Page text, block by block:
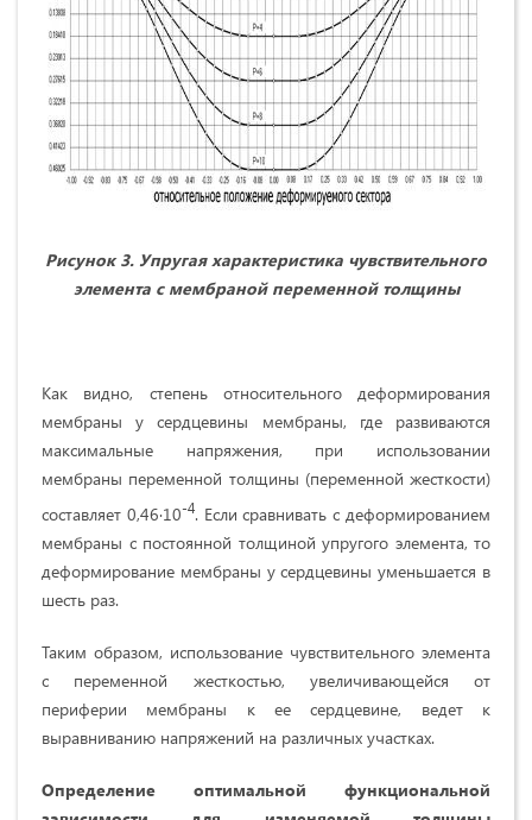
Рисунок 3. Упругая характеристика чувствительного
элемента с мембраной переменной толщины
Как видно, степень относительного деформирования
мембраны у сердцевины мембраны, где развиваются
максимальные напряжения, при использовании
мембраны переменной толщины (переменной жесткости)
составляет 0,46·10-4. Если сравнивать с деформированием
мембраны с постоянной толщиной упругого элемента, то
деформирование мембраны у сердцевины уменьшается в
шесть раз.
Таким образом, использование чувствительного элемента
с переменной жесткостью, увеличивающейся от
периферии мембраны к ее сердцевине, ведет к
выравниванию напряжений на различных участках.
Определение оптимальной функциональной